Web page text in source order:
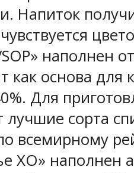
Напиток
наполнен
как основа для
Для
лучшие сорта
всемирному
XO»